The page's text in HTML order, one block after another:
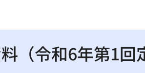
（令和6年第1回